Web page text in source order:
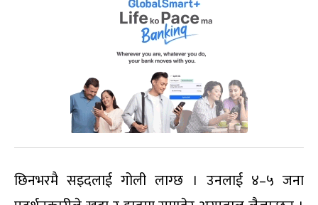
छिनभरमै सइदलाई गोली लाग्छ । उनलाई ४–५ जना